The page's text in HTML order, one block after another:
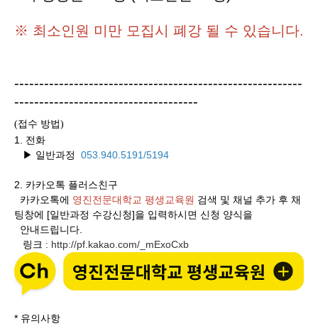
※ 최소인원 미만 모집시 폐강 될 수 있습니다.
----------------------------------------------------------
-------------------------------------
(접수 방법)
1. 전화
▶ 일반과정
053.940.5191/5194
2. 카카오톡 플러스친구
카카오톡에 영진전문대학교 평생교육원 검색 및 채널 추가 후 채
팅창에 [일반과정 수강신청]을 입력하시면 신청 양식을
안내드립니다.
링크 : http://pf.kakao.com/_mExoCxb
* 유의사항